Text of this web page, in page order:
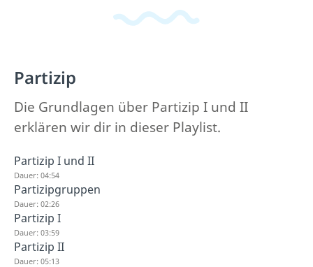
Partizip
Die Grundlagen über Partizip I und II
erklären wir dir in dieser Playlist.
Partizip I und II
Dauer: 04:54
Partizipgruppen
Dauer: 02:26
Partizip I
Dauer: 03:59
Partizip II
Dauer: 05:13